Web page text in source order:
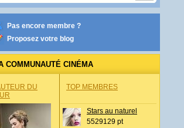
Pas encore membre ?
Proposez votre blog
COMMUNAUTÉ CINÉMA
DU
TOP MEMBRES
Stars au naturel
5529129 pt